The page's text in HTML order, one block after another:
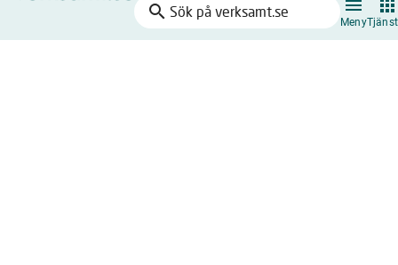
search
Sök
på
Meny
Facebook